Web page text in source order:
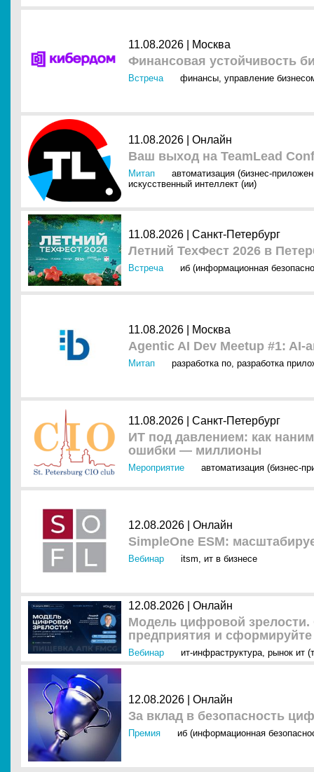
11.08.2026 | Москва
Финансовая устойчивость
Встреча финансы, управление
11.08.2026 | Онлайн
Ваш выход на TeamLead
Митап
автоматизация (бизнес-
искусственный интеллект (ии)
11.08.2026 | Санкт-Петербург
Летний ТехФест 2026 в
Встреча иб (информационная
11.08.2026 | Москва
Agentic AI Dev Meetup #1: AI-
Митап разработка по, разработка
11.08.2026 | Санкт-Петербург
ИТ под давлением: как
ошибки — миллионы
Мероприятие автоматизация (бизнес-
12.08.2026 | Онлайн
SimpleOne ESM:
Вебинар itsm, ит в бизнесе
12.08.2026 | Онлайн
Модель цифровой зрелости.
предприятия и
Вебинар ит-инфраструктура, рынок ит
12.08.2026 | Онлайн
За вклад в безопасность
Премия иб (информационная